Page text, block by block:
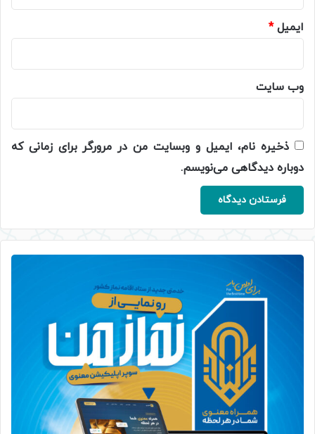
ایمیل*
وب‌ سایت
ذخیره نام، ایمیل و وبسایت من در مرورگر برای زمانی که
دوباره دیدگاهی می‌نویسم.